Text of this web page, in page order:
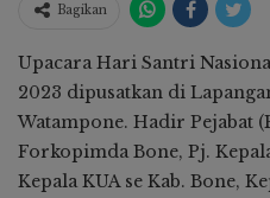
Bagikan
Upacara Hari Santri
2023 dipusatkan di
Watampone. Hadir Pejabat
Forkopimda Bone, Pj.
Kepala KUA se Kab. Bone,